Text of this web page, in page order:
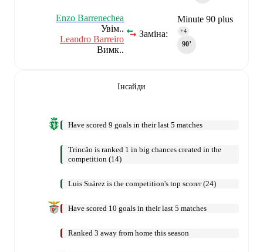
Minute 90 plus
4
90‎’‎
+4
Заміна:
Enzo Barrenechea
Увім..
Leandro Barreiro
Вимк..
Інсайди
Have scored 9 goals in their last 5 matches
Trincão is ranked 1 in big chances created in the
competition (14)
Luis Suárez is the competition's top scorer (24)
Have scored 10 goals in their last 5 matches
Ranked 3 away from home this season